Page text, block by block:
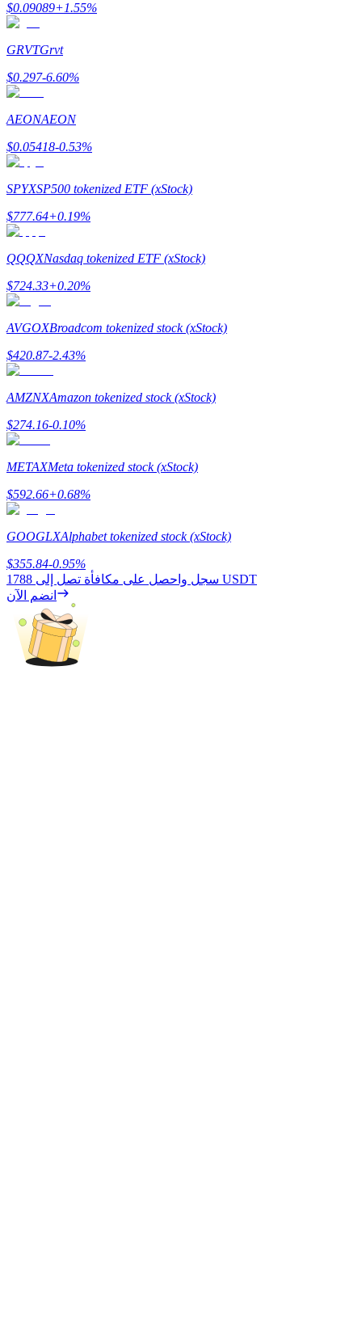
خنزير الطاقة
احصل على مكافآت تنافسية يوميًا
التوقيع المساحي
Launchpool
الرهان المرن لكسب العملات الرقمية الشهيرة
$0.09089+1.55%
GRVTGrvt
$0.297-6.60%
AEONAEON
$0.05418-0.53%
SPYXSP500 tokenized ETF (xStock)
$777.64+0.19%
QQQXNasdaq tokenized ETF (xStock)
$724.33+0.20%
AVGOXBroadcom tokenized stock (xStock)
$420.87-2.43%
AMZNXAmazon tokenized stock (xStock)
$274.16-0.10%
METAXMeta tokenized stock (xStock)
$592.66+0.68%
GOOGLXAlphabet tokenized stock (xStock)
$355.84-0.95%
سجل واحصل على مكافأة تصل إلى 1788 USDT
انضم الآن